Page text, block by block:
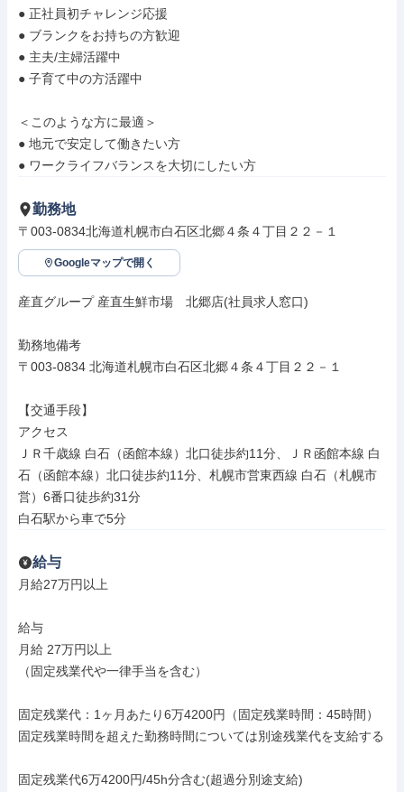
● 正社員初チャレンジ応援
● ブランクをお持ちの方歓迎
● 主夫/主婦活躍中
● 子育て中の方活躍中
＜このような方に最適＞
● 地元で安定して働きたい方
● ワークライフバランスを大切にしたい方
勤務地
〒003-0834北海道札幌市白石区北郷４条４丁目２２－１
Googleマップで開く
産直グループ 産直生鮮市場　北郷店(社員求人窓口)
勤務地備考
〒003-0834 北海道札幌市白石区北郷４条４丁目２２－１
【交通手段】
アクセス
ＪＲ千歳線 白石（函館本線）北口徒歩約11分、ＪＲ函館本線 白
石（函館本線）北口徒歩約11分、札幌市営東西線 白石（札幌市
営）6番口徒歩約31分
白石駅から車で5分
給与
月給27万円以上
給与
月給 27万円以上
（固定残業代や一律手当を含む）
固定残業代：1ヶ月あたり6万4200円（固定残業時間：45時間）
固定残業時間を超えた勤務時間については別途残業代を支給する
固定残業代6万4200円/45h分含む(超過分別途支給)